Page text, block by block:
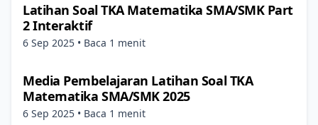
Latihan Soal TKA Matematika SMA/SMK Part
2 Interaktif
6 Sep 2025 • Baca 1 menit
Media Pembelajaran Latihan Soal TKA
Matematika SMA/SMK 2025
6 Sep 2025 • Baca 1 menit